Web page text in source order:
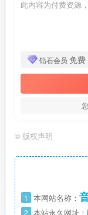
此内容为付费资源
钻石会员 免费
© 版权声明
1 本网站名称：
2 本站永久网址：